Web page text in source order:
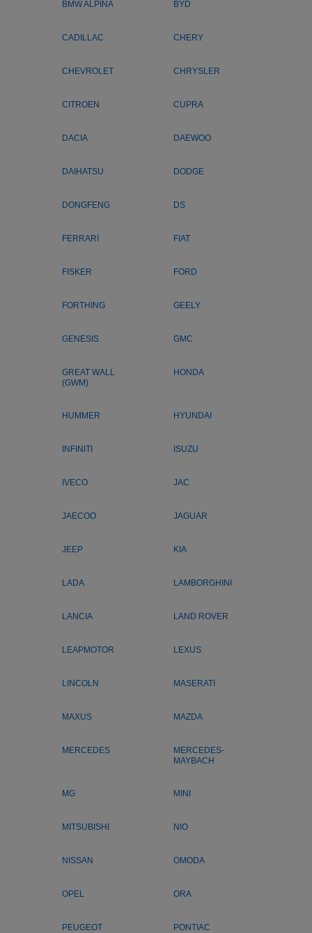
BMW ALPINA BYD
CADILLAC CHERY
CHEVROLET CHRYSLER
CITROEN CUPRA
DACIA DAEWOO
DAIHATSU DODGE
DONGFENG DS
FERRARI FIAT
FISKER FORD
FORTHING GEELY
GENESIS GMC
GREAT WALL
(GWM)
HONDA
HUMMER HYUNDAI
INFINITI ISUZU
IVECO JAC
JAECOO JAGUAR
JEEP KIA
LADA LAMBORGHINI
LANCIA LAND ROVER
LEAPMOTOR LEXUS
LINCOLN MASERATI
MAXUS MAZDA
MERCEDES
MERCEDES-
MAYBACH
MG MINI
MITSUBISHI NIO
NISSAN OMODA
OPEL ORA
PEUGEOT PONTIAC